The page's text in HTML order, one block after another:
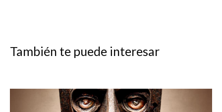
También te puede interesar